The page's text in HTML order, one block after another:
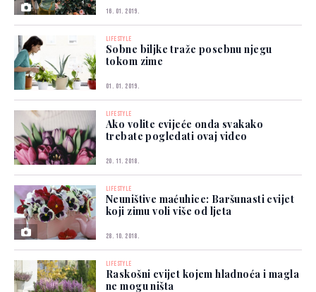
16. 01. 2019.
LIFESTYLE
Sobne biljke traže posebnu njegu
tokom zime
01. 01. 2019.
LIFESTYLE
Ako volite cvijeće onda svakako
trebate pogledati ovaj video
20. 11. 2018.
LIFESTYLE
Neuništive maćuhice: Baršunasti cvijet
koji zimu voli više od ljeta
28. 10. 2018.
LIFESTYLE
Raskošni cvijet kojem hladnoća i magla
ne mogu ništa